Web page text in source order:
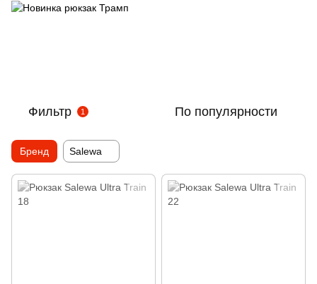
Фильтр 1 По популярности
Бренд Salewa